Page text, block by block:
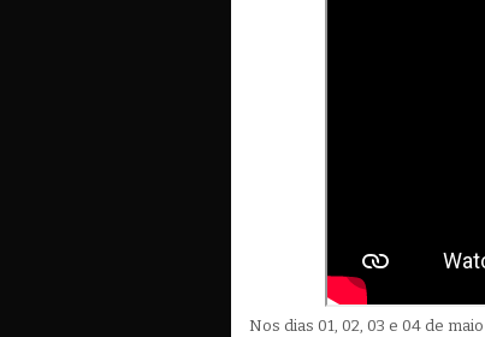
Nos dias 01, 02, 03 e 04 de